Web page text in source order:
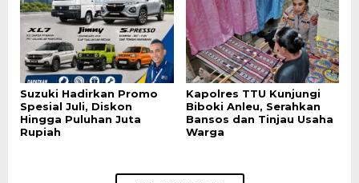
Suzuki Hadirkan Promo
Spesial Juli, Diskon
Hingga Puluhan Juta
Rupiah
Kapolres TTU Kunjungi
Biboki Anleu, Serahkan
Bansos dan Tinjau Usaha
Warga